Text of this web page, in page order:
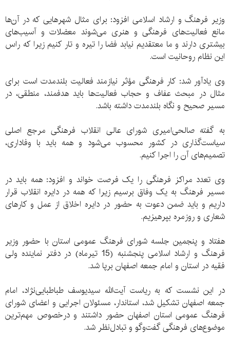
وزیر فرهنگ و ارشاد اسلامی افزود: برای مثال شهرهایی که در آن‌ها
مانع فعالیت‌های فرهنگی و هنری می‌شوند معضلات و آسیب‌های
بیشتری دارند و ما معتقدیم نیابد فضا را تیره و تار کنیم زیرا که راس
این نظام روحانیت است.
وی یادآور شد: کار فرهنگی مؤثر نیازمند فعالیت بلندمدت است برای
مثال در مبحث عفاف و حجاب فعالیت‌ها باید هدفمند، منطقی، در
مسیر صحیح و نگاه بلندمدت داشته باشد.
به گفته صالحی‌امیری شورای عالی انقلاب فرهنگی مرجع اصلی
سیاست‌گذاری در کشور محسوب می‌شود و همه باید با وفاداری،
تصمیم‌های آن را اجرا کنیم.
وی تعدد مراکز فرهنگی را یک فرصت خواند و افزود: همه باید در
مسیر فرهنگ به یک وفاق برسیم زیرا که همه در دایره انقلاب قرار
داریم و باید ضمن دعوت به حضور در دایره اخلاق از عمل و کارهای
شعاری و روزمره بپرهیزیم.
هفتاد و پنجمین جلسه شورای فرهنگ عمومی استان با حضور وزیر
فرهنگ و ارشاد اسلامی پنجشنبه (15 تیرماه) در دفتر نماینده ولی
فقیه در استان و امام جمعه اصفهان برپا شد.
در این نشست که به ریاست آیت‌الله سیدیوسف طباطبایی‌نژاد، امام
جمعه اصفهان تشکیل شد، استاندار، مسئولان اجرایی و اعضای شورای
فرهنگ عمومی استان اصفهان حضور داشتند و درخصوص مهم‌ترین
موضوع‌های فرهنگی گفت‌وگو و تبادل‌نظر شد.